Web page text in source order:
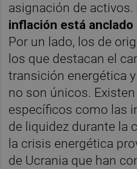
asignación de activos.
inflación está
Por un lado, los de
los que destacan el
transición energética
no son únicos.
específicos como las
de liquidez durante la
la crisis energética
de Ucrania que han